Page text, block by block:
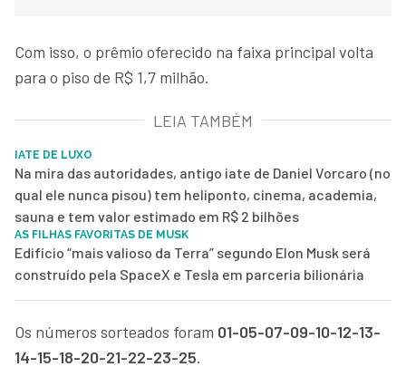
Com isso, o prêmio oferecido na faixa principal volta
para o piso de R$ 1,7 milhão.
LEIA TAMBÉM
IATE DE LUXO
Na mira das autoridades, antigo iate de Daniel Vorcaro (no
qual ele nunca pisou) tem heliponto, cinema, academia,
sauna e tem valor estimado em R$ 2 bilhões
AS FILHAS FAVORITAS DE MUSK
Edifício “mais valioso da Terra” segundo Elon Musk será
construído pela SpaceX e Tesla em parceria bilionária
Os números sorteados foram 01-05-07-09-10-12-13-
14-15-18-20-21-22-23-25.